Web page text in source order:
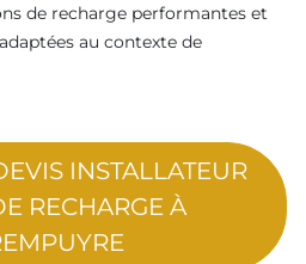
de recharge performantes et
au contexte de
INSTALLATEUR
RECHARGE À